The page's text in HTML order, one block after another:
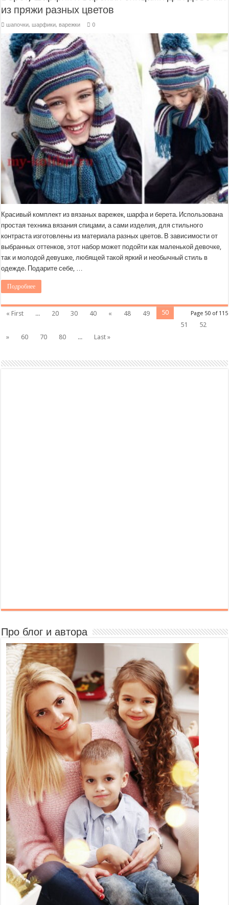
из пряжи разных цветов
шапочки, шарфики, варежки 0
Красивый комплект из вязаных варежек, шарфа и берета. Использована
простая техника вязания спицами, а сами изделия, для стильного
контраста изготовлены из материала разных цветов. В зависимости от
выбранных оттенков, этот набор может подойти как маленькой девочке,
так и молодой девушке, любящей такой яркий и необычный стиль в
одежде. Подарите себе, …
Подробнее
Page 50 of 115
« First ... 20 30 40 « 48 49
50
51
52
»
60 70 80 ... Last »
Про блог и автора